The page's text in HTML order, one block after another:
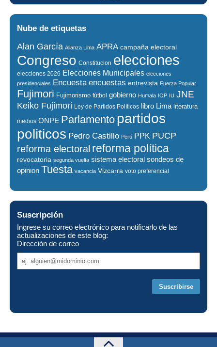
Nube de etiquetas
Alan García Alianza Lima APRA campaña electoral
Congreso Constitucion elecciones
elecciones 2026 Elecciones Municipales elecciones
presidenciales Encuesta encuestas entrevista Fuerza Popular
Fujimori Fujimorismo fútbol gobierno Humala IOP IU JNE
Keiko Fujimori Ley de Partidos Políticos libro Lima literatura
medios ONPE Parlamento partidos
politicos Pedro Castillo Perú PPK PUCP
reforma electoral reforma política
revocatoria segunda vuelta sistema electoral sondeos de
opinion Tuesta vacancia Vizcarra voto preferencial
Suscripción
Ingrese su correo electrónico para notificarlo de las
actualizaciones de este blog:
Dirección de correo
de